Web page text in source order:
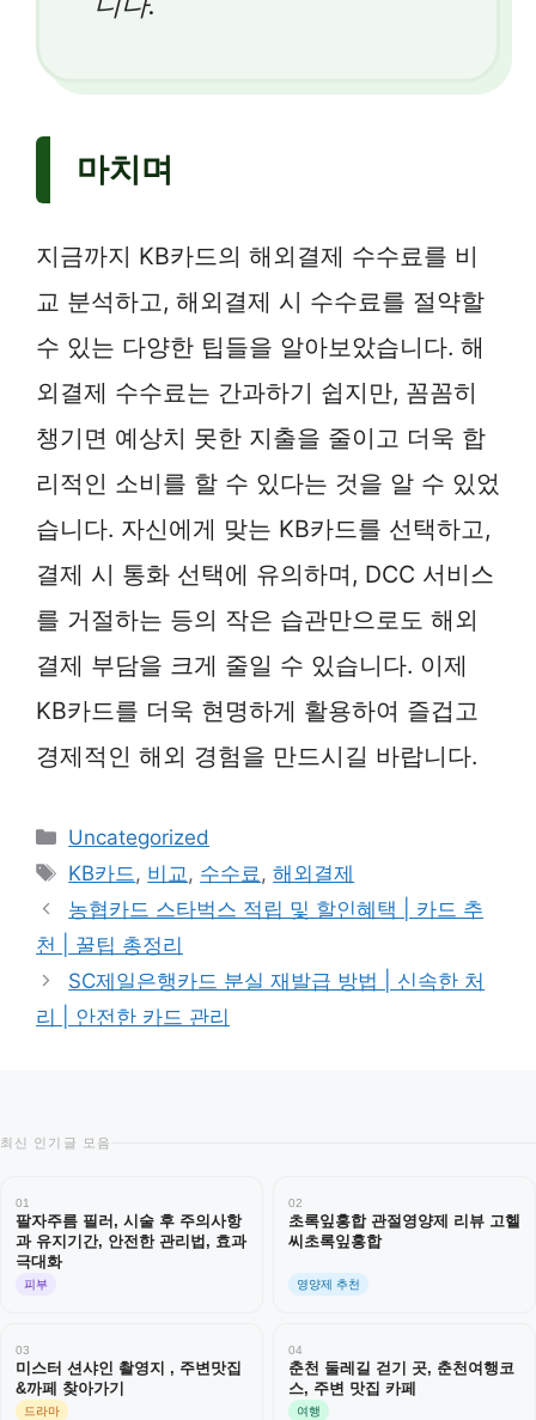
마치며
지금까지 KB카드의 해외결제 수수료를 비
교 분석하고, 해외결제 시 수수료를 절약할
수 있는 다양한 팁들을 알아보았습니다. 해
외결제 수수료는 간과하기 쉽지만, 꼼꼼히
챙기면 예상치 못한 지출을 줄이고 더욱 합
리적인 소비를 할 수 있다는 것을 알 수 있었
습니다. 자신에게 맞는 KB카드를 선택하고,
결제 시 통화 선택에 유의하며, DCC 서비스
를 거절하는 등의 작은 습관만으로도 해외
결제 부담을 크게 줄일 수 있습니다. 이제
KB카드를 더욱 현명하게 활용하여 즐겁고
경제적인 해외 경험을 만드시길 바랍니다.
카
테
리
Uncategorized
태
그
KB카드, 비교, 수수료,해외결제
농협카드 스타벅스 적립 및 할인혜택 | 카드 추
천 | 꿀팁 총정리
SC제일은행카드 분실 재발급 방법 | 신속한 처
리 | 안전한 카드 관리
최신 인기글 모음
01
팔자주름 필러, 시술 후 주의사항
과 유지기간, 안전한 관리법, 효과
극대화
피부
02
초록잎홍합 관절영양제 리뷰 고헬
씨초록잎홍합
영양제 추천
03
미스터 션샤인 촬영지 , 주변맛집
&까페 찾아가기
드라마
04
춘천 둘레길 걷기 곳, 춘천여행코
스, 주변 맛집 카페
여행